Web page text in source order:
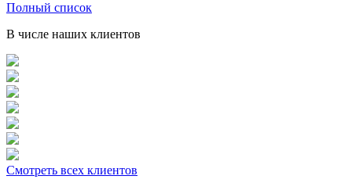
Полный список
В числе наших клиентов
Смотреть всех клиентов